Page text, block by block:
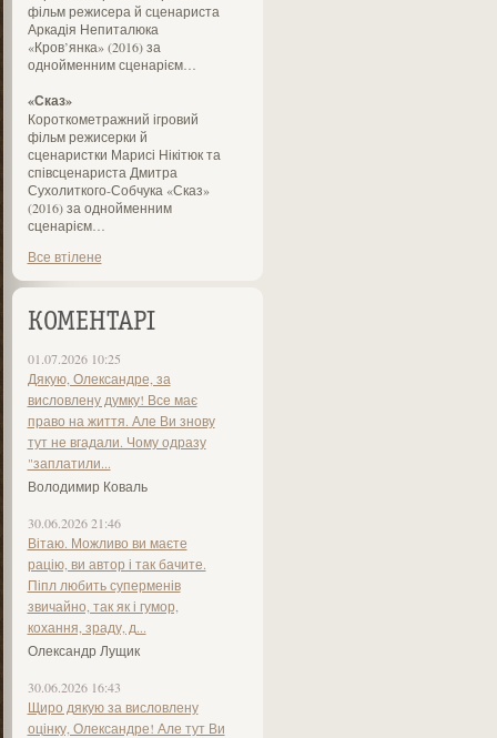
фільм режисера й сценариста
Аркадія Непиталюка
«Кров’янка» (2016) за
однойменним сценарієм…
«Сказ»
Короткометражний ігровий
фільм режисерки й
сценаристки Марисі Нікітюк та
співсценариста Дмитра
Сухолиткого-Собчука «Сказ»
(2016) за однойменним
сценарієм…
Все втілене
КОМЕНТАРІ
01.07.2026 10:25
Дякую, Олександре, за
висловлену думку! Все має
право на життя. Але Ви знову
тут не вгадали. Чому одразу
"заплатили...
Володимир Коваль
30.06.2026 21:46
Вітаю. Можливо ви маєте
рацію, ви автор і так бачите.
Піпл любить суперменів
звичайно, так як і гумор,
кохання, зраду, д...
Олександр Лущик
30.06.2026 16:43
Щиро дякую за висловлену
оцінку, Олександре! Але тут Ви